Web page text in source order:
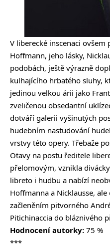
V liberecké inscenaci
Hoffmann, jeho lásky,
podobách, ještě výrazně
kulhajícího hrbatého sluhy,
jedinou velkou árii jako
zveličenou obsedantní
dotváří galerii vyšinutých
hudebním nastudování
vrstvy této opery. Třebaže
Otavy na postu ředitele
přelomovým, vznikla
libreto i hudbu a nabízí
Hoffmanna a Nicklausse,
začleněním pitvorného
Pitichinaccia do bláznivého
Hodnocení autorky: 75 %
***